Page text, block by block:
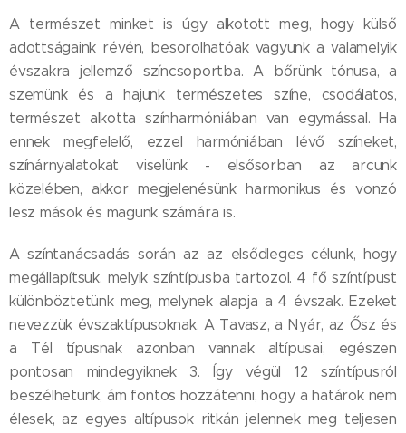
A természet minket is úgy alkotott meg, hogy külső
adottságaink révén, besorolhatóak vagyunk a valamelyik
évszakra jellemző színcsoportba. A bőrünk tónusa, a
szemünk és a hajunk természetes színe, csodálatos,
természet alkotta színharmóniában van egymással. Ha
ennek megfelelő, ezzel harmóniában lévő színeket,
színárnyalatokat viselünk - elsősorban az arcunk
közelében, akkor megjelenésünk harmonikus és vonzó
lesz mások és magunk számára is.
A színtanácsadás során az az elsődleges célunk, hogy
megállapítsuk, melyik színtípusba tartozol. 4 fő színtípust
különböztetünk meg, melynek alapja a 4 évszak. Ezeket
nevezzük évszaktípusoknak. A Tavasz, a Nyár, az Ősz és
a Tél típusnak azonban vannak altípusai, egészen
pontosan mindegyiknek 3. Így végül 12 színtípusról
beszélhetünk, ám fontos hozzátenni, hogy a határok nem
élesek, az egyes altípusok ritkán jelennek meg teljesen